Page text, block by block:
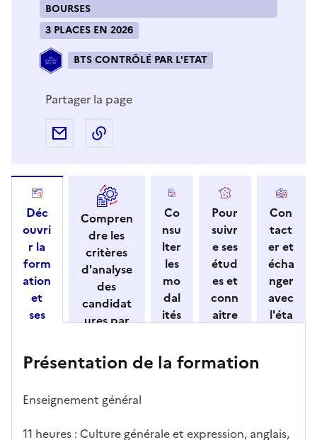
BOURSES
3 PLACES EN 2026
BTS CONTRÔLÉ PAR L'ETAT
Partager la page
Partager par e-mail
Déc
ouvri
r la
form
ation
et
ses
stiqu
Compren
dre les
critères
d'analyse
des
candidat
ures par
ment
Co
nsu
lter
les
mo
dal
ités
ndi
Pour
suivr
e ses
étud
es et
conn
aitre
uché
Con
tact
er et
écha
nger
avec
l'éta
Présentation de la formation
Enseignement général
11 heures : Culture générale et expression, anglais,